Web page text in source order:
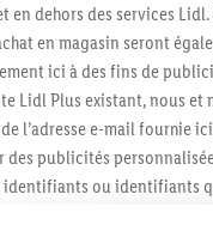
en dehors des services
en magasin seront
ici à des fins de
Lidl Plus existant, nous
l’adresse e-mail fournie
publicités
identifiants ou identifiants